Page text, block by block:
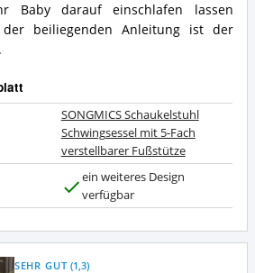
Baby darauf einschlafen lassen
beiliegenden Anleitung ist der
SONGMICS Schaukelstuhl
Schwingsessel mit 5-Fach
verstellbarer Fußstütze
a
ein weiteres Design
verfügbar
SEHR GUT (1,3)